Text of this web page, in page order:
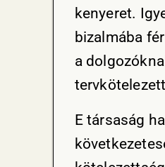
kenyeret.
bizalmába
a
E társaság